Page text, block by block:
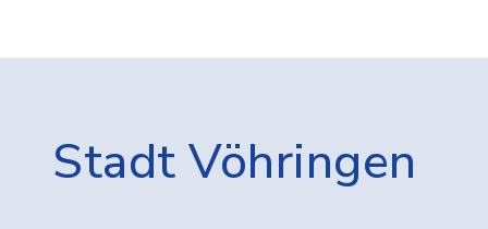
Stadt Vöhringen